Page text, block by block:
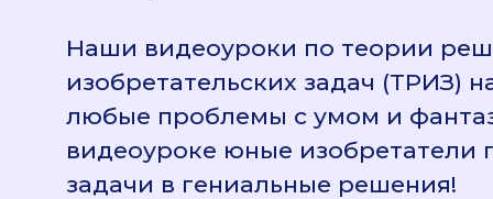
Наши видеоуроки по теории
изобретательских задач (ТРИЗ)
любые проблемы с умом и
видеоуроке юные
задачи в гениальные решения!